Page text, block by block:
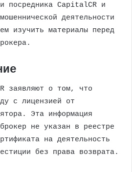
посредника CapitalCR и
деятельности
изучить материалы перед
заявляют о том, что
с лицензией от
Эта информация
не указан в реестре
на деятельность
без права возврата.